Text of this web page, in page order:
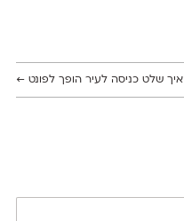
איך שלט כניסה לעיר הופך לפונט←